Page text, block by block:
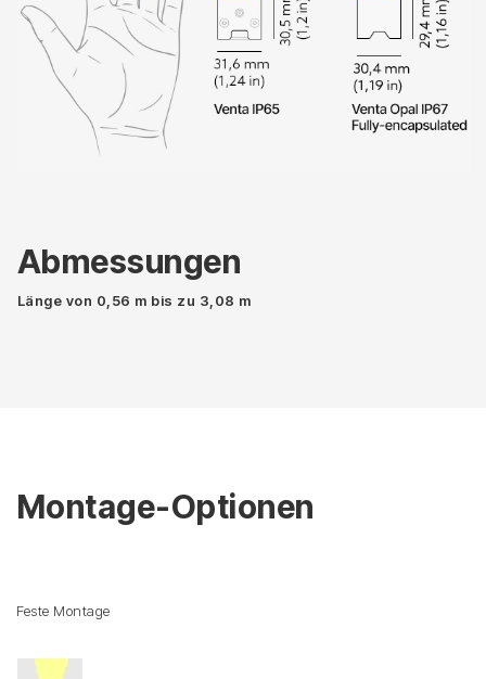
Abmessungen
Länge von 0,56 m bis zu 3,08 m
Montage-Optionen
Feste Montage